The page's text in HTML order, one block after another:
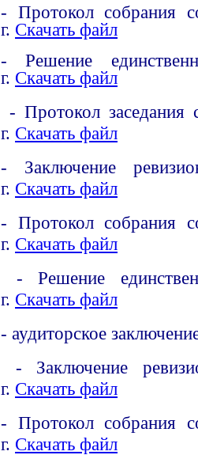
- Протокол собрания
г. Скачать файл
-Решение
г. Скачать файл
- Протокол заседания
г. Скачать файл
- Заключение
г. Скачать файл
- Протокол собрания
г. Скачать файл
- Решение
г. Скачать файл
- аудиторское
- Заключение
г. Скачать файл
- Протокол собрания
г. Скачать файл